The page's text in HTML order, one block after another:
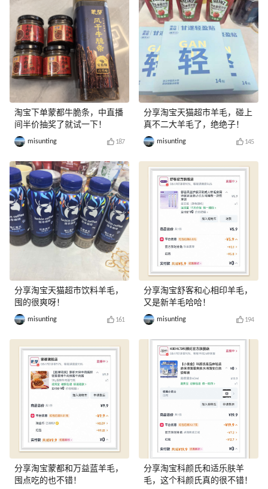
淘宝下单蒙都牛脆条，中直播
间半价抽奖了就试一下！
misunting 187
分享淘宝天猫超市饮料羊毛，
囤的很爽呀！
misunting 161
分享淘宝蒙都和万益蓝羊毛，
囤点吃的也不错！
分享淘宝天猫超市羊毛，碰上
真不二大羊毛了，绝绝子！
misunting 145
分享淘宝舒客和心相印羊毛，
又是新羊毛哈哈！
misunting 194
分享淘宝科颜氏和适乐肤羊
毛，这个科颜氏真的很不错！